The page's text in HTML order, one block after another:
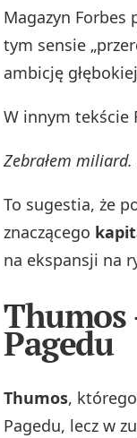
Magazyn Forbes
tym sensie
ambicję
W innym tekście
Zebrałem
To sugestia, że
znaczącego
na ekspansji na
Thumos
Pagedu
Thumos,
Pagedu, lecz w